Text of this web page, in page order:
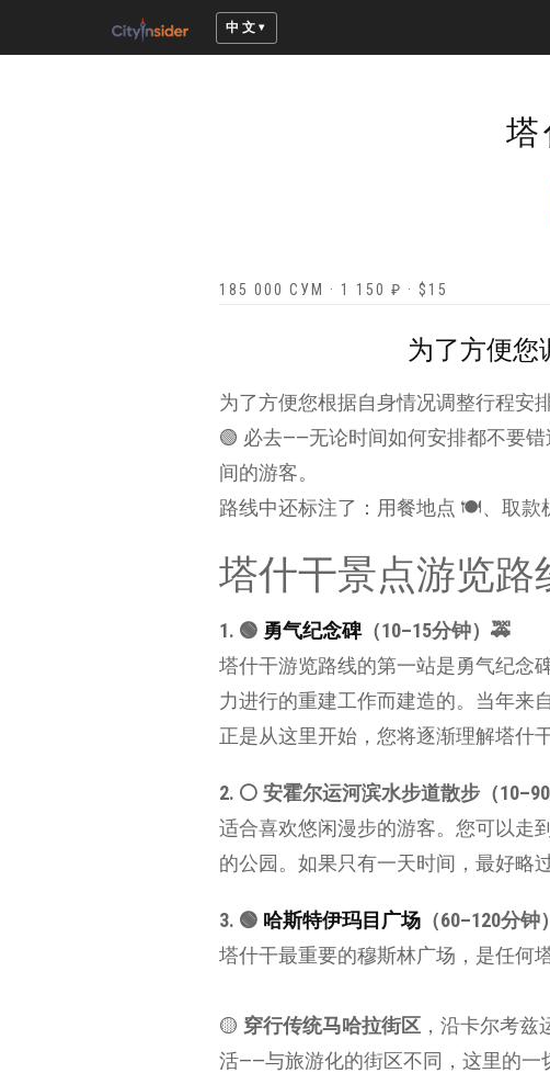
中文
185 000 СУМ · 1 150 ₽ · $15
为了方便您
为了方便您根据自身情况调整行程安
🟢 必去——无论时间如何安排都不要
间的游客。
路线中还标注了：用餐地点 🍽、取款
塔什干景点游览路
1. 🟢 勇气纪念碑（10–15分钟）🚕
塔什干游览路线的第一站是勇气纪念
力进行的重建工作而建造的。当年来
正是从这里开始，您将逐渐理解塔什
2.️ ⚪️ 安霍尔运河滨水步道散步（
适合喜欢悠闲漫步的游客。您可以走
的公园。如果只有一天时间，最好略
3. 🟢 哈斯特伊玛目广场（60–120分钟
塔什干最重要的穆斯林广场，是任何
🟡 穿行传统马哈拉街区，沿卡尔考兹
活——与旅游化的街区不同，这里的一